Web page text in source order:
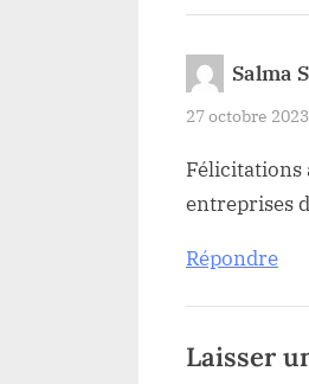
Salma
27 octobre
Félicitations
entreprises
Répondre
Laisser